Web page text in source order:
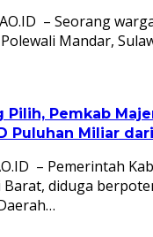
– Seorang
Mandar,
Pilih, Pemkab
Puluhan Miliar
– Pemerintah
Barat, diduga